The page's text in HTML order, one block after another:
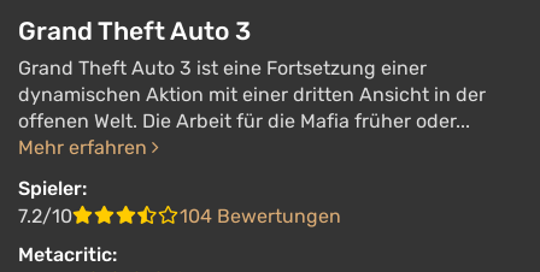
Grand Theft Auto 3
Grand Theft Auto 3 ist eine Fortsetzung einer
dynamischen Aktion mit einer dritten Ansicht in der
offenen Welt. Die Arbeit für die Mafia früher oder...
Mehr erfahren
Spieler:
7.2/10
104 Bewertungen
Metacritic: